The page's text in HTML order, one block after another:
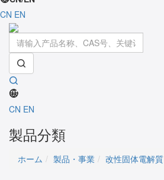
CN EN
CN EN
製品分類
ホーム 製品・事業 改性固体電解質